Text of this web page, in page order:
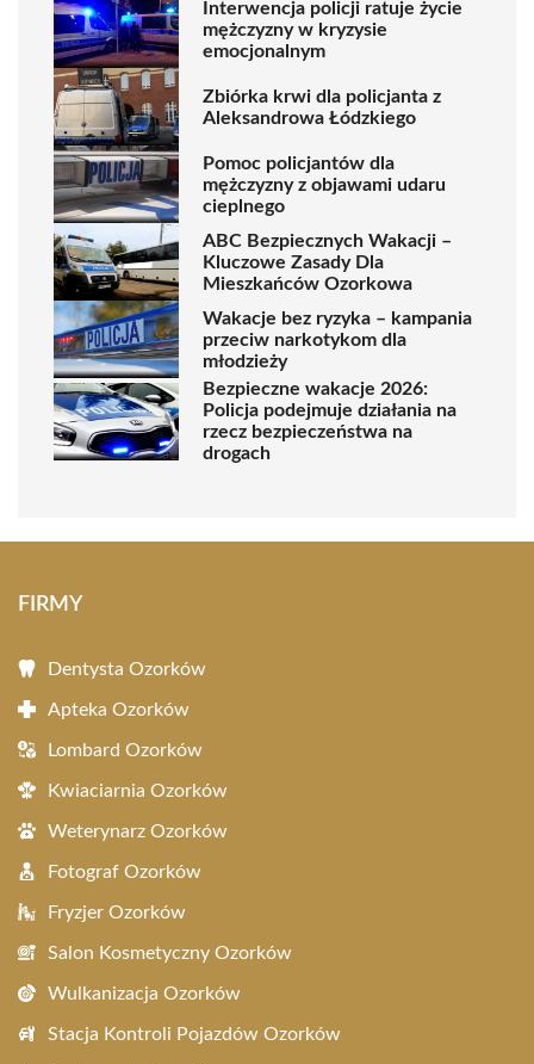
Interwencja policji ratuje życie
mężczyzny w kryzysie
emocjonalnym
Zbiórka krwi dla policjanta z
Aleksandrowa Łódzkiego
Pomoc policjantów dla
mężczyzny z objawami udaru
cieplnego
ABC Bezpiecznych Wakacji –
Kluczowe Zasady Dla
Mieszkańców Ozorkowa
Wakacje bez ryzyka – kampania
przeciw narkotykom dla
młodzieży
Bezpieczne wakacje 2026:
Policja podejmuje działania na
rzecz bezpieczeństwa na
drogach
FIRMY
Dentysta Ozorków
Apteka Ozorków
Lombard Ozorków
Kwiaciarnia Ozorków
Weterynarz Ozorków
Fotograf Ozorków
Fryzjer Ozorków
Salon Kosmetyczny Ozorków
Wulkanizacja Ozorków
Stacja Kontroli Pojazdów Ozorków